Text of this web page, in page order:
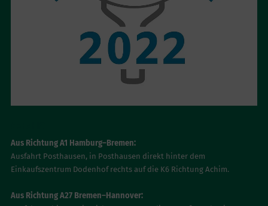
Aus Richtung A1 Hamburg–Bremen:
Ausfahrt Posthausen, in Posthausen direkt hinter dem
Einkaufszentrum Dodenhof rechts auf die K6 Richtung Achim.
Aus Richtung A27 Bremen–Hannover: